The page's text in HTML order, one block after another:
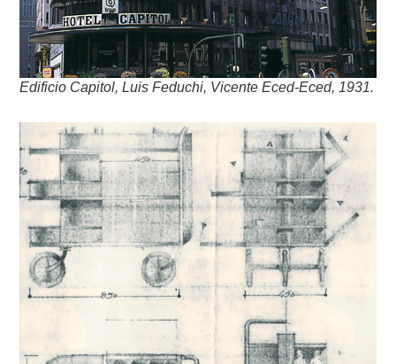
Edificio Capitol, Luis Feduchi, Vicente Eced-Eced, 1931.